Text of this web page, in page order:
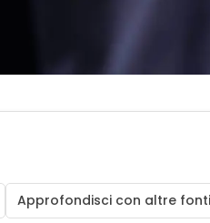
Approfondisci con altre fonti